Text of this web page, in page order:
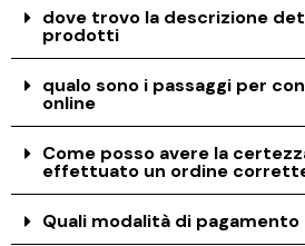
dove trovo la descrizione
prodotti
qualo sono i passaggi per
online
Come posso avere la
effettuato un ordine
Quali modalità di pagamento